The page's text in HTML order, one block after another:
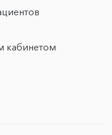
кабинетом